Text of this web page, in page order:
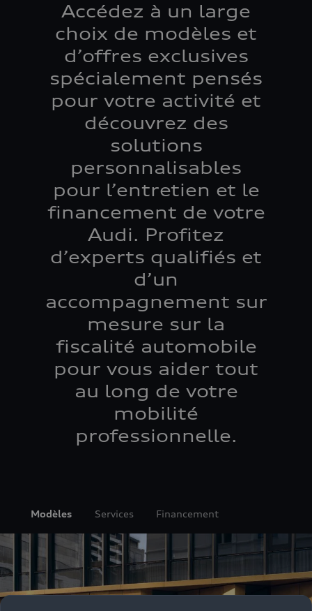
Accédez à un large
choix de modèles et
d’offres exclusives
spécialement pensés
pour votre activité et
découvrez des
solutions
personnalisables
pour l’entretien et le
financement de votre
Audi. Profitez
d’experts qualifiés et
d’un
accompagnement sur
mesure sur la
fiscalité automobile
pour vous aider tout
au long de votre
mobilité
professionnelle.
Modèles Services Financement